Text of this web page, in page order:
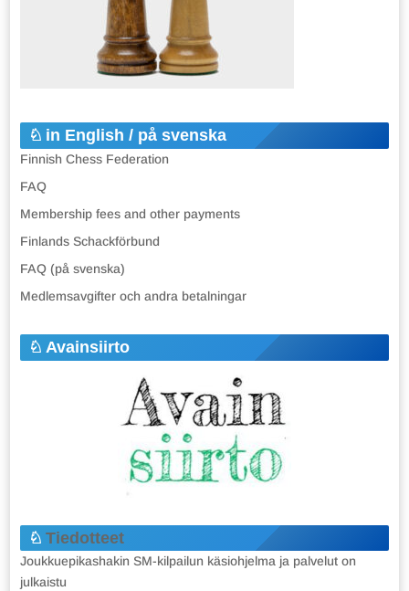
in English / på svenska
Finnish Chess Federation
FAQ
Membership fees and other payments
Finlands Schackförbund
FAQ (på svenska)
Medlemsavgifter och andra betalningar
Avainsiirto
Tiedotteet
Joukkuepikashakin SM-kilpailun käsiohjelma ja palvelut on
julkaistu